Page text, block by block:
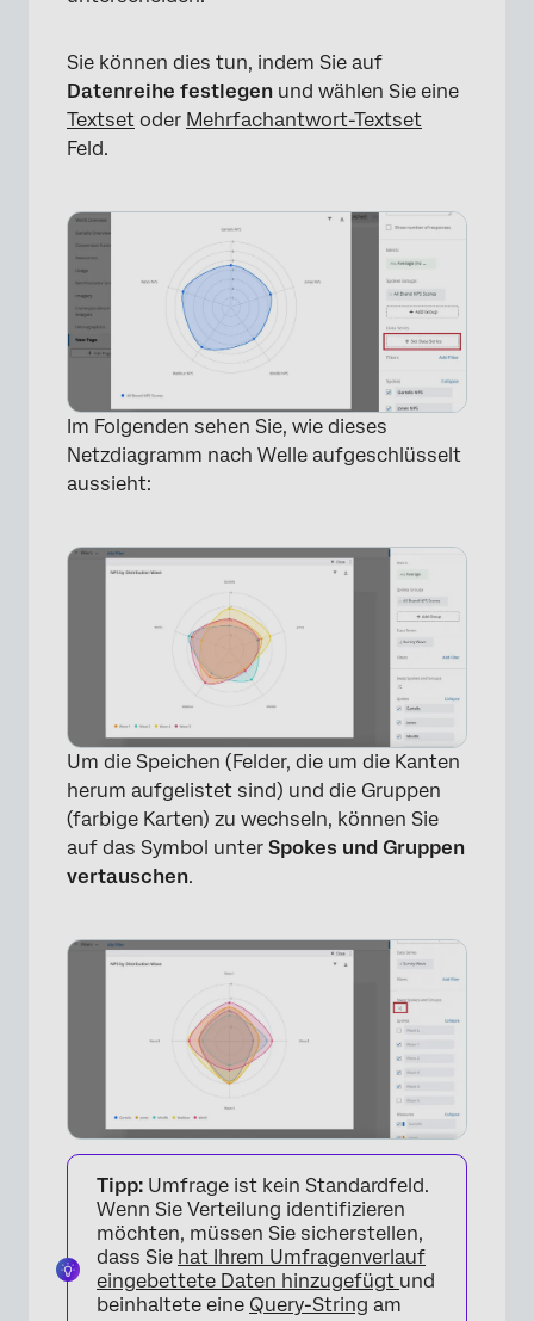
×
Sie können dies tun, indem Sie auf
Datenreihe festlegen und wählen Sie eine
Textset oder Mehrfachantwort-Textset
Feld.
×
Im Folgenden sehen Sie, wie dieses
Netzdiagramm nach Welle aufgeschlüsselt
aussieht:
Um die Speichen (Felder, die um die Kanten
herum aufgelistet sind) und die Gruppen
(farbige Karten) zu wechseln, können Sie
auf das Symbol unter Spokes und Gruppen
vertauschen.
Tipp: Umfrage ist kein Standardfeld.
Wenn Sie Verteilung identifizieren
möchten, müssen Sie sicherstellen,
dass Sie hat Ihrem Umfragenverlauf
eingebettete Daten hinzugefügt und
beinhaltete eine Query-String am